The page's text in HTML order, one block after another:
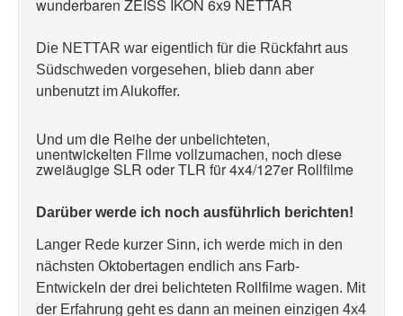
wunderbaren ZEISS IKON 6x9 NETTAR
Die NETTAR war eigentlich für die Rückfahrt aus
Südschweden vorgesehen, blieb dann aber
unbenutzt im Alukoffer.
Und um die Reihe der unbelichteten,
unentwickelten Filme vollzumachen, noch diese
zweiäugige SLR oder TLR für 4x4/127er Rollfilme
Darüber werde ich noch ausführlich berichten!
Langer Rede kurzer Sinn, ich werde mich in den
nächsten Oktobertagen endlich ans Farb-
Entwickeln der drei belichteten Rollfilme wagen. Mit
der Erfahrung geht es dann an meinen einzigen 4x4